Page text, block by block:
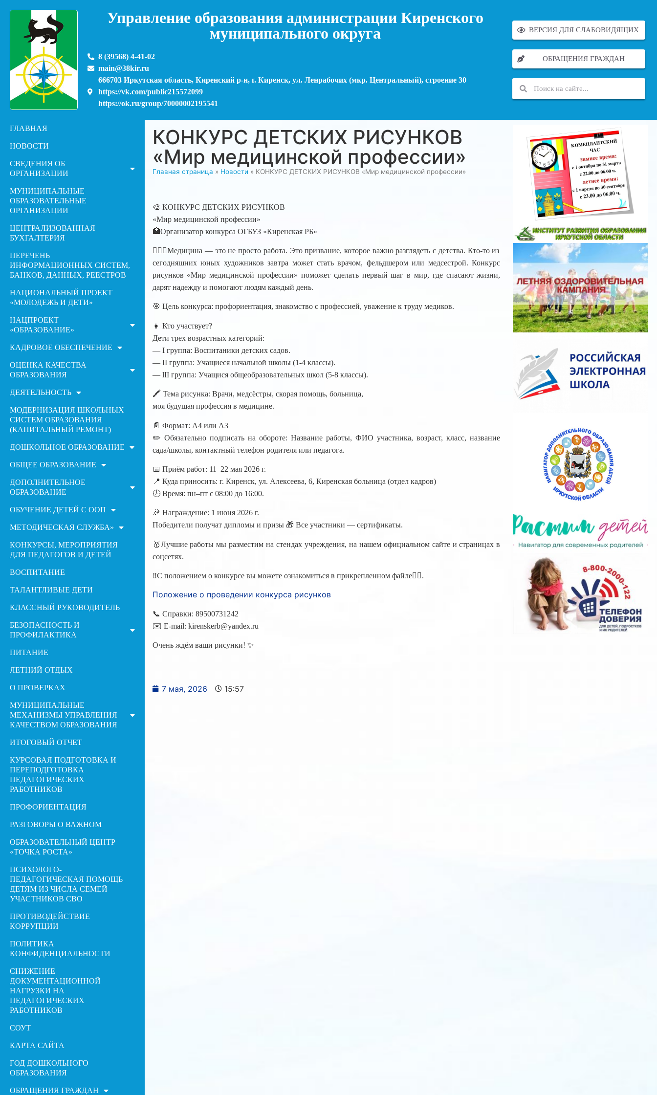
Управление образования администрации Киренского
муниципального округа
8 (39568) 4-41-02
main@38kir.ru
666703 Иркутская область, Киренский р-н, г. Киренск, ул. Ленрабочих (мкр. Центральный), строение 30
https://vk.com/public215572099
https://ok.ru/group/70000002195541
ВЕРСИЯ ДЛЯ СЛАБОВИДЯЩИХ
ОБРАЩЕНИЯ ГРАЖДАН
ГЛАВНАЯ
НОВОСТИ
СВЕДЕНИЯ ОБ
ОРГАНИЗАЦИИ
МУНИЦИПАЛЬНЫЕ
ОБРАЗОВАТЕЛЬНЫЕ
ОРГАНИЗАЦИИ
ЦЕНТРАЛИЗОВАННАЯ
БУХГАЛТЕРИЯ
ПЕРЕЧЕНЬ
ИНФОРМАЦИОННЫХ СИСТЕМ,
БАНКОВ, ДАННЫХ, РЕЕСТРОВ
НАЦИОНАЛЬНЫЙ ПРОЕКТ
«МОЛОДЕЖЬ И ДЕТИ»
НАЦПРОЕКТ
«ОБРАЗОВАНИЕ»
КАДРОВОЕ ОБЕСПЕЧЕНИЕ
ОЦЕНКА КАЧЕСТВА
ОБРАЗОВАНИЯ
ДЕЯТЕЛЬНОСТЬ
МОДЕРНИЗАЦИЯ ШКОЛЬНЫХ
СИСТЕМ ОБРАЗОВАНИЯ
(КАПИТАЛЬНЫЙ РЕМОНТ)
ДОШКОЛЬНОЕ ОБРАЗОВАНИЕ
ОБЩЕЕ ОБРАЗОВАНИЕ
ДОПОЛНИТЕЛЬНОЕ
ОБРАЗОВАНИЕ
ОБУЧЕНИЕ ДЕТЕЙ С ООП
МЕТОДИЧЕСКАЯ СЛУЖБА»
КОНКУРСЫ, МЕРОПРИЯТИЯ
ДЛЯ ПЕДАГОГОВ И ДЕТЕЙ
ВОСПИТАНИЕ
ТАЛАНТЛИВЫЕ ДЕТИ
КЛАССНЫЙ РУКОВОДИТЕЛЬ
БЕЗОПАСНОСТЬ И
ПРОФИЛАКТИКА
ПИТАНИЕ
ЛЕТНИЙ ОТДЫХ
О ПРОВЕРКАХ
МУНИЦИПАЛЬНЫЕ
МЕХАНИЗМЫ УПРАВЛЕНИЯ
КАЧЕСТВОМ ОБРАЗОВАНИЯ
ИТОГОВЫЙ ОТЧЕТ
КУРСОВАЯ ПОДГОТОВКА И
ПЕРЕПОДГОТОВКА
ПЕДАГОГИЧЕСКИХ
РАБОТНИКОВ
ПРОФОРИЕНТАЦИЯ
РАЗГОВОРЫ О ВАЖНОМ
ОБРАЗОВАТЕЛЬНЫЙ ЦЕНТР
«ТОЧКА РОСТА»
ПСИХОЛОГО-
ПЕДАГОГИЧЕСКАЯ ПОМОЩЬ
ДЕТЯМ ИЗ ЧИСЛА СЕМЕЙ
УЧАСТНИКОВ СВО
ПРОТИВОДЕЙСТВИЕ
КОРРУПЦИИ
ПОЛИТИКА
КОНФИДЕНЦИАЛЬНОСТИ
СНИЖЕНИЕ
ДОКУМЕНТАЦИОННОЙ
НАГРУЗКИ НА
ПЕДАГОГИЧЕСКИХ
РАБОТНИКОВ
СОУТ
КАРТА САЙТА
ГОД ДОШКОЛЬНОГО
ОБРАЗОВАНИЯ
ОБРАЩЕНИЯ ГРАЖДАН
КОНКУРС ДЕТСКИХ РИСУНКОВ
«Мир медицинской профессии»
Главная страница » Новости » КОНКУРС ДЕТСКИХ РИСУНКОВ «Мир медицинской профессии»
🎨 КОНКУРС ДЕТСКИХ РИСУНКОВ
«Мир медицинской профессии»
🏥Организатор конкурса ОГБУЗ «Киренская РБ»
🧑🏻‍⚕️Медицина — это не просто работа. Это призвание, которое важно разглядеть с детства. Кто-то из
сегодняшних юных художников завтра может стать врачом, фельдшером или медсестрой. Конкурс
рисунков «Мир медицинской профессии» поможет сделать первый шаг в мир, где спасают жизни,
дарят надежду и помогают людям каждый день.
🎯 Цель конкурса: профориентация, знакомство с профессией, уважение к труду медиков.
👧 Кто участвует?
Дети трех возрастных категорий:
— I группа: Воспитаники детских садов.
— II группа: Учащиеся начальной школы (1-4 классы).
— lІІ группа: Учащися общеобразовательных школ (5-8 классы).
🖍️ Тема рисунка: Врачи, медсёстры, скорая помощь, больница,
моя будущая профессия в медицине.
📄 Формат: А4 или А3
✏️ Обязательно подписать на обороте: Название работы, ФИО участника, возраст, класс, название
сада/школы, контактный телефон родителя или педагога.
📅 Приём работ: 11–22 мая 2026 г.
📍 Куда приносить: г. Киренск, ул. Алексеева, 6, Киренская больница (отдел кадров)
🕗 Время: пн–пт с 08:00 до 16:00.
🎉 Награждение: 1 июня 2026 г.
Победители получат дипломы и призы 🎁 Все участники — сертификаты.
🥇Лучшие работы мы разместим на стендах учреждения, на нашем официальном сайте и страницах в
соцсетях.
‼️С положением о конкурсе вы можете ознакомиться в прикрепленном файле👇🏻.
Положение о проведении конкурса рисунков
📞 Справки: 89500731242
✉️ E-mail: kirenskerb@yandex.ru
Очень ждём ваши рисунки! ✨
7 мая, 2026 15:57